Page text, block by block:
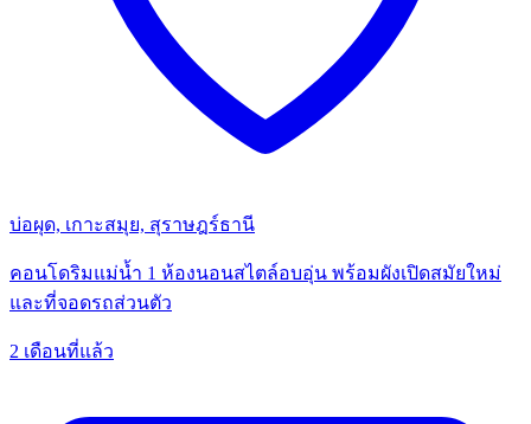
บ่อผุด, เกาะสมุย, สุราษฎร์ธานี
คอนโดริมแม่น้ำ 1 ห้องนอนสไตล์อบอุ่น พร้อมผังเปิดสมัยใหม่
และที่จอดรถส่วนตัว
2 เดือนที่แล้ว